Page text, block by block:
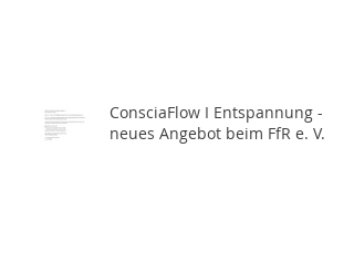
ConsciaFlow I Entspannung -
neues Angebot beim FfR e. V.